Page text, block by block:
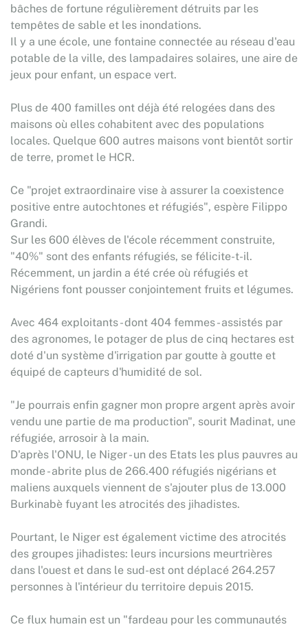
bâches de fortune régulièrement détruits par les
tempêtes de sable et les inondations.
Il y a une école, une fontaine connectée au réseau d'eau
potable de la ville, des lampadaires solaires, une aire de
jeux pour enfant, un espace vert.
Plus de 400 familles ont déjà été relogées dans des
maisons où elles cohabitent avec des populations
locales. Quelque 600 autres maisons vont bientôt sortir
de terre, promet le HCR.
Ce "projet extraordinaire vise à assurer la coexistence
positive entre autochtones et réfugiés", espère Filippo
Grandi.
Sur les 600 élèves de l'école récemment construite,
"40%" sont des enfants réfugiés, se félicite-t-il.
Récemment, un jardin a été crée où réfugiés et
Nigériens font pousser conjointement fruits et légumes.
Avec 464 exploitants - dont 404 femmes - assistés par
des agronomes, le potager de plus de cinq hectares est
doté d'un système d'irrigation par goutte à goutte et
équipé de capteurs d'humidité de sol.
"Je pourrais enfin gagner mon propre argent après avoir
vendu une partie de ma production", sourit Madinat, une
réfugiée, arrosoir à la main.
D'après l'ONU, le Niger - un des Etats les plus pauvres au
monde - abrite plus de 266.400 réfugiés nigérians et
maliens auxquels viennent de s'ajouter plus de 13.000
Burkinabè fuyant les atrocités des jihadistes.
Pourtant, le Niger est également victime des atrocités
des groupes jihadistes: leurs incursions meurtrières
dans l'ouest et dans le sud-est ont déplacé 264.257
personnes à l'intérieur du territoire depuis 2015.
Ce flux humain est un "fardeau pour les communautés